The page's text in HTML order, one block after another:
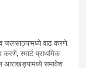
जलसाठ्यामध्ये वाढ करणे.
करणे, स्मार्ट प्राथमिक
आराखड्यामध्ये समावेश